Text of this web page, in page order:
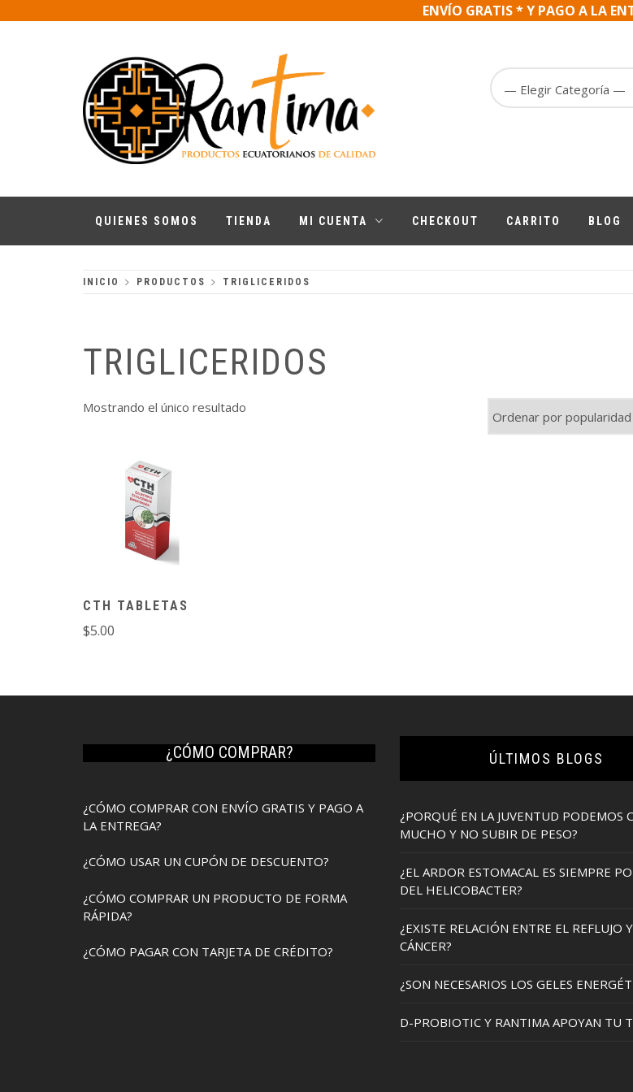
ENVÍO GRATIS * Y PAGO A LA
QUIENES SOMOS TIENDA MI CUENTA CHECKOUT CARRITO BLOG
INICIO PRODUCTOS TRIGLICERIDOS
TRIGLICERIDOS
Mostrando el único resultado
CTH TABLETAS
$5.00
¿CÓMO COMPRAR?
¿CÓMO COMPRAR CON ENVÍO GRATIS Y PAGO A
LA ENTREGA?
¿CÓMO USAR UN CUPÓN DE DESCUENTO?
¿CÓMO COMPRAR UN PRODUCTO DE FORMA
RÁPIDA?
¿CÓMO PAGAR CON TARJETA DE CRÉDITO?
ÚLTIMOS BLOGS
¿PORQUÉ EN LA JUVENTUD PODEMOS
MUCHO Y NO SUBIR DE PESO?
¿EL ARDOR ESTOMACAL ES SIEMPRE
DEL HELICOBACTER?
¿EXISTE RELACIÓN ENTRE EL REFLUJO Y
CÁNCER?
¿SON NECESARIOS LOS GELES
D-PROBIOTIC Y RANTIMA APOYAN TU